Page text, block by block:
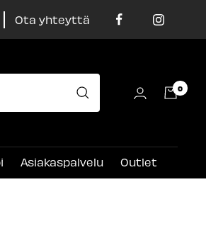
Ota yhteyttä
0
Asiakaspalvelu Outlet